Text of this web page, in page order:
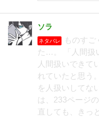
ソラ
ネタバレ
ものす
た…。 「人間扱
人間扱いできて
れていたと思う
を人扱いしてな
は、233ページ
直しても、きっ